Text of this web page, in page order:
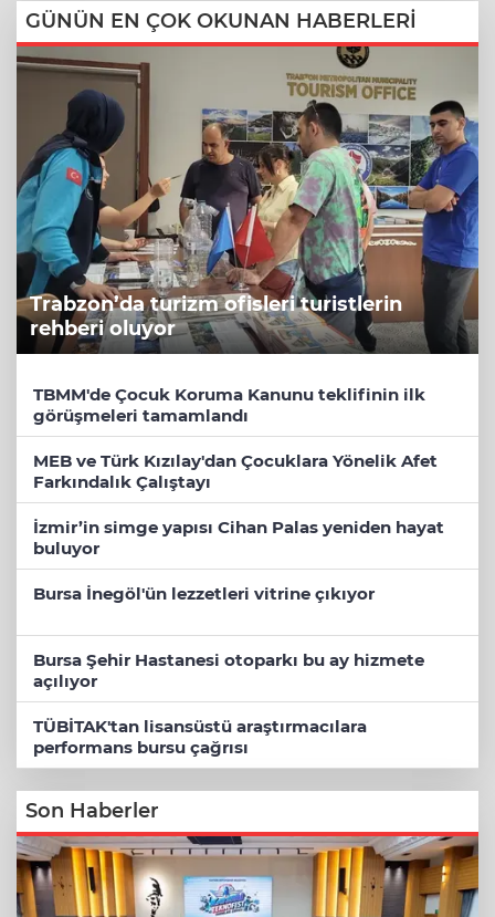
GÜNÜN EN ÇOK OKUNAN HABERLERİ
Trabzon’da turizm ofisleri turistlerin
rehberi oluyor
TBMM'de Çocuk Koruma Kanunu teklifinin ilk
görüşmeleri tamamlandı
MEB ve Türk Kızılay'dan Çocuklara Yönelik Afet
Farkındalık Çalıştayı
İzmir’in simge yapısı Cihan Palas yeniden hayat
buluyor
Bursa İnegöl'ün lezzetleri vitrine çıkıyor
Bursa Şehir Hastanesi otoparkı bu ay hizmete
açılıyor
TÜBİTAK'tan lisansüstü araştırmacılara
performans bursu çağrısı
Son Haberler